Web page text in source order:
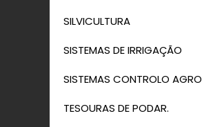
SILVICULTURA
SISTEMAS DE IRRIGAÇÃO
SISTEMAS CONTROLO AGRO
TESOURAS DE PODAR.